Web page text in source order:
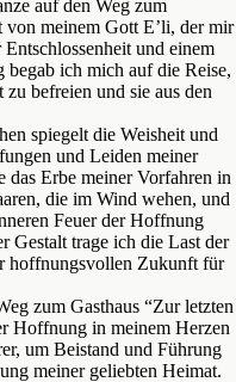
auf den Weg zum
von meinem Gott E’li, der mir
und einem
ich mich auf die Reise,
befreien und sie aus den
spiegelt die Weisheit und
und Leiden meiner
das Erbe meiner Vorfahren in
die im Wind wehen, und
Feuer der Hoffnung
Gestalt trage ich die Last der
hoffnungsvollen Zukunft für
zum Gasthaus “Zur letzten
Hoffnung in meinem Herzen
um Beistand und Führung
meiner geliebten Heimat.